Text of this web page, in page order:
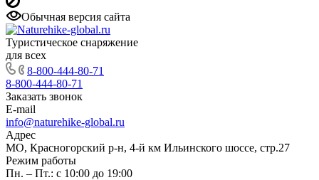
Обычная версия сайта
Туристическое снаряжение
для всех
8-800-444-80-71
8-800-444-80-71
Заказать звонок
E-mail
info@naturehike-global.ru
Адрес
МО, Красногорский р-н, 4-й км Ильинского шоссе, стр.27
Режим работы
Пн. – Пт.: с 10:00 до 19:00